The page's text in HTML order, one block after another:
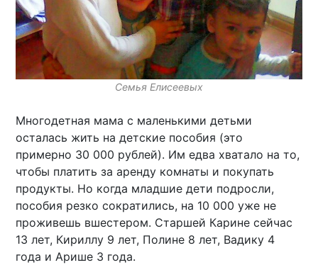
Семья Елисеевых
Многодетная мама с маленькими детьми
осталась жить на детские пособия (это
примерно 30 000 рублей). Им едва хватало на то,
чтобы платить за аренду комнаты и покупать
продукты. Но когда младшие дети подросли,
пособия резко сократились, на 10 000 уже не
проживешь вшестером. Старшей Карине сейчас
13 лет, Кириллу 9 лет, Полине 8 лет, Вадику 4
года и Арише 3 года.